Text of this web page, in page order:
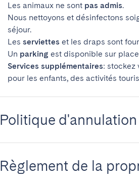
Les animaux ne sont pas admis.
Nous nettoyons et désinfectons
séjour.
Les serviettes et les draps sont
Un parking est disponible sur
Services supplémentaires: stockez
pour les enfants, des activités
Politique d'annulation
Règlement de la